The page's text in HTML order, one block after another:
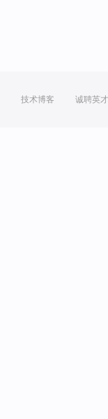
技术博客 诚聘英才